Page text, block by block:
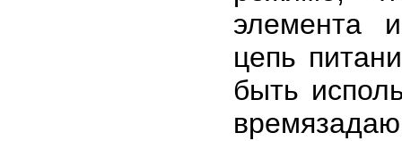
элемента
цепь
быть